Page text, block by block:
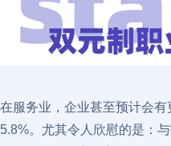
在服务业，企业甚至预计会
5.8%。尤其令人欣慰的是：